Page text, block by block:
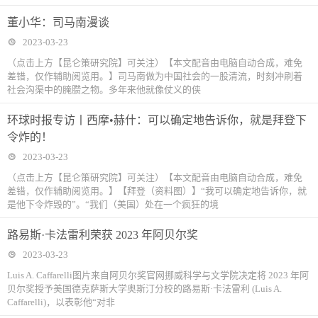
董小华：司马南漫谈
2023-03-23
（点击上方【昆仑策研究院】可关注）【本文配音由电脑自动合成，难免
差错，仅作辅助阅览用。】司马南做为中国社会的一股清流，时刻冲刷着
社会沟渠中的腌臜之物。多年来他就像仗义的侠
环球时报专访丨西摩•赫什：可以确定地告诉你，就是拜登下
令炸的！
2023-03-23
（点击上方【昆仑策研究院】可关注）【本文配音由电脑自动合成，难免
差错，仅作辅助阅览用。】【拜登（资料图）】“我可以确定地告诉你，就
是他下令炸毁的”。“我们（美国）处在一个疯狂的境
路易斯·卡法雷利荣获 2023 年阿贝尔奖
2023-03-23
Luis A. Caffarelli图片来自阿贝尔奖官网挪威科学与文学院决定将 2023 年阿
贝尔奖授予美国德克萨斯大学奥斯汀分校的路易斯·卡法雷利 (Luis A.
Caffarelli)，以表彰他“对非